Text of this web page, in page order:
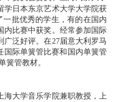
学日本东京艺术大学大学院获
一批优秀的学生，有的在国内
内比赛中获奖。经常参加国际
广泛好评。在27届意大利罗马
国际单簧管比赛和国内单簧管
簧管教材。
大学音乐学院兼职教授，上